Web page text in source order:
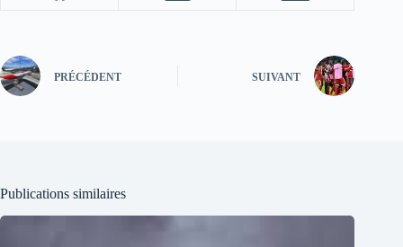
PRÉCÉDENT SUIVANT
Publications similaires